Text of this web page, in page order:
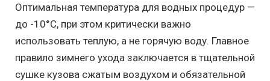
Оптимальная температура для водных процедур —
до -10°C, при этом критически важно
использовать теплую, а не горячую воду. Главное
правило зимнего ухода заключается в тщательной
сушке кузова сжатым воздухом и обязательной